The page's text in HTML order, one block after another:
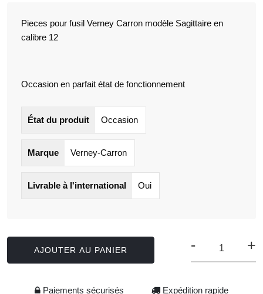
Pieces pour fusil Verney Carron modèle Sagittaire en
calibre 12
Occasion en parfait état de fonctionnement
État du produit Occasion
Marque Verney-Carron
Livrable à l'international Oui
AJOUTER AU PANIER - +
Paiements sécurisés Expédition rapide